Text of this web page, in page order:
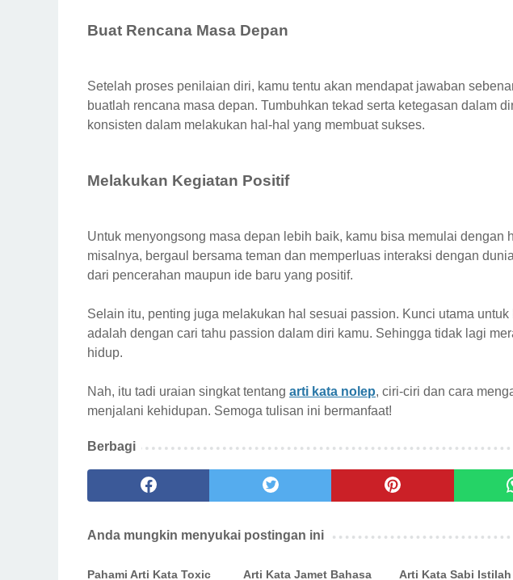
Buat Rencana Masa Depan
Setelah proses penilaian diri, kamu tentu akan mendapat jawaban
buatlah rencana masa depan. Tumbuhkan tekad serta ketegasan dalam
konsisten dalam melakukan hal-hal yang membuat sukses.
Melakukan Kegiatan Positif
Untuk menyongsong masa depan lebih baik, kamu bisa memulai dengan
misalnya, bergaul bersama teman dan memperluas interaksi dengan
dari pencerahan maupun ide baru yang positif.
Selain itu, penting juga melakukan hal sesuai passion. Kunci utama
adalah dengan cari tahu passion dalam diri kamu. Sehingga tidak lagi
hidup.
Nah, itu tadi uraian singkat tentang arti kata nolep, ciri-ciri dan cara
menjalani kehidupan. Semoga tulisan ini bermanfaat!
Berbagi
Anda mungkin menyukai postingan ini
Pahami Arti Kata Toxic Arti Kata Jamet Bahasa Arti Kata Sabi Istilah